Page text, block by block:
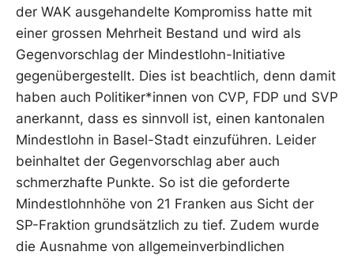
der WAK ausgehandelte Kompromiss hatte mit
einer grossen Mehrheit Bestand und wird als
Gegenvorschlag der Mindestlohn-Initiative
gegenübergestellt. Dies ist beachtlich, denn damit
haben auch Politiker*innen von CVP, FDP und SVP
anerkannt, dass es sinnvoll ist, einen kantonalen
Mindestlohn in Basel-Stadt einzuführen. Leider
beinhaltet der Gegenvorschlag aber auch
schmerzhafte Punkte. So ist die geforderte
Mindestlohnhöhe von 21 Franken aus Sicht der
SP-Fraktion grundsätzlich zu tief. Zudem wurde
die Ausnahme von allgemeinverbindlichen